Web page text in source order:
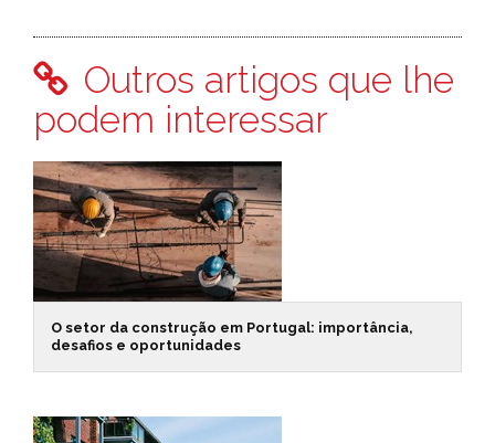
Outros artigos que lhe
podem interessar
O setor da construção em Portugal: importância,
desafios e oportunidades